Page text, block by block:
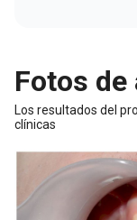
Fotos de
Los resultados del
clínicas